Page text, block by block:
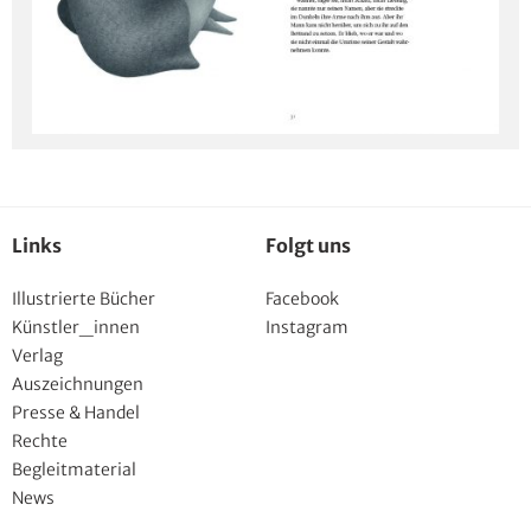
Links
Illustrierte Bücher
Künstler_innen
Verlag
Auszeichnungen
Presse & Handel
Rechte
Begleitmaterial
News
Folgt uns
Facebook
Instagram